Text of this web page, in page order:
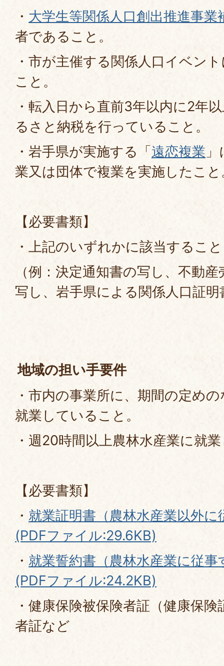
・ 大学生等関係人口創出推進事業
者であること。
・市が主催する関係人口イベン
こと。
・転入日から直前3年以内に2年
るさと納税を行っていること。
・岩手県が実施する「遠恋複業
業又は団体で複業を実施したこと
【必要書類】
・上記のいずれかに該当するこ
（例：決定通知書の写し、不動
写し、岩手県による関係人口証
地域の担い手要件
・市内の事業所に、期間の定め
就業していること。
・週20時間以上農林水産業に就
【必要書類】
・ 就業証明書（農林水産業以外
(PDFファイル:29.6KB)
・ 就業誓約書（農林水産業に従
(PDFファイル:24.2KB)
・健康保険被保険者証（健康保
者証など